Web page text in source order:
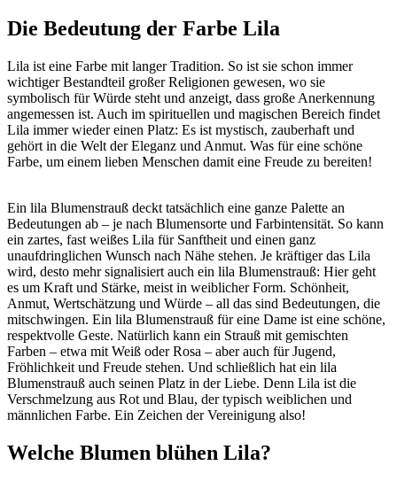
Die Bedeutung der Farbe Lila
Lila ist eine Farbe mit langer Tradition. So ist sie schon immer
wichtiger Bestandteil großer Religionen gewesen, wo sie
symbolisch für Würde steht und anzeigt, dass große Anerkennung
angemessen ist. Auch im spirituellen und magischen Bereich findet
Lila immer wieder einen Platz: Es ist mystisch, zauberhaft und
gehört in die Welt der Eleganz und Anmut. Was für eine schöne
Farbe, um einem lieben Menschen damit eine Freude zu bereiten!
Ein lila Blumenstrauß deckt tatsächlich eine ganze Palette an
Bedeutungen ab – je nach Blumensorte und Farbintensität. So kann
ein zartes, fast weißes Lila für Sanftheit und einen ganz
unaufdringlichen Wunsch nach Nähe stehen. Je kräftiger das Lila
wird, desto mehr signalisiert auch ein lila Blumenstrauß: Hier geht
es um Kraft und Stärke, meist in weiblicher Form. Schönheit,
Anmut, Wertschätzung und Würde – all das sind Bedeutungen, die
mitschwingen. Ein lila Blumenstrauß für eine Dame ist eine schöne,
respektvolle Geste. Natürlich kann ein Strauß mit gemischten
Farben – etwa mit Weiß oder Rosa – aber auch für Jugend,
Fröhlichkeit und Freude stehen. Und schließlich hat ein lila
Blumenstrauß auch seinen Platz in der Liebe. Denn Lila ist die
Verschmelzung aus Rot und Blau, der typisch weiblichen und
männlichen Farbe. Ein Zeichen der Vereinigung also!
Welche Blumen blühen Lila?